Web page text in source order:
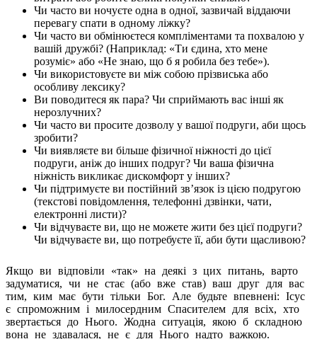
Чи часто ви ночуєте одна в одної, зазвичай віддаючи
перевагу спати в одному ліжку?
Чи часто ви обмінюєтеся компліментами та похвалою у
вашій дружбі? (Наприклад: «Ти єдина, хто мене
розуміє» або «Не знаю, що б я робила без тебе»).
Чи використовуєте ви між собою прізвиська або
особливу лексику?
Ви поводитеся як пара? Чи сприймають вас інші як
нерозлучних?
Чи часто ви просите дозволу у вашої подруги, аби щось
зробити?
Чи виявляєте ви більше фізичної ніжності до цієї
подруги, аніж до інших подруг? Чи ваша фізична
ніжність викликає дискомфорт у інших?
Чи підтримуєте ви постійний звʼязок із цією подругою
(текстові повідомлення, телефонні дзвінки, чати,
електронні листи)?
Чи відчуваєте ви, що не можете жити без цієї подруги?
Чи відчуваєте ви, що потребуєте її, аби бути щасливою?
Якщо ви відповіли «так» на деякі з цих питань, варто
задуматися, чи не стає (або вже став) ваш друг для вас
тим, ким має бути тільки Бог. Але будьте впевнені: Ісус
є спроможним і милосердним Спасителем для всіх, хто
звертається до Нього. Жодна ситуація, якою б складною
вона не здавалася, не є для Нього надто важкою.